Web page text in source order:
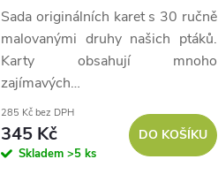
Sada originálních karet s 30 ručně
malovanými druhy našich ptáků.
Karty obsahují mnoho
zajímavých…
285 Kč bez DPH
345 Kč
Skladem >5 ks
DO KOŠÍKU